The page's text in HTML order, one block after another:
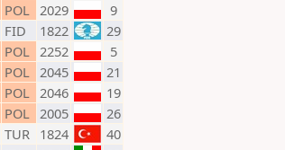
POL 2029
9
FID 1822
29
POL 2252
5
POL 2045
21
POL 2046
19
POL 2005
26
TUR 1824
40